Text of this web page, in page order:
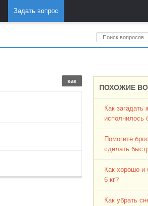
Задать вопрос
как
ПОХОЖИЕ
Как загадать
исполнилось
Помогите
сделать
Как хорошо и
6 кг?
Как убрать